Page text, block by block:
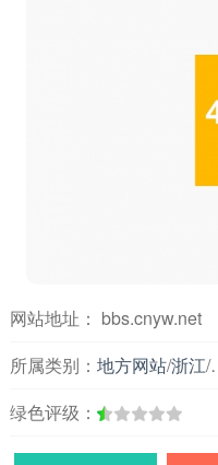
网站地址： bbs.cnyw.net
所属类别： 地方网站/浙江/
绿色评级：